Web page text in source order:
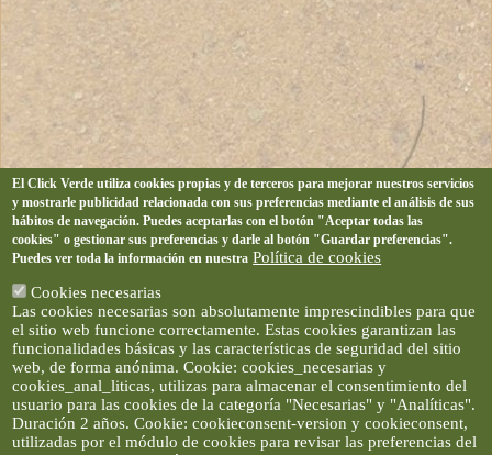
El Click Verde utiliza cookies propias y de terceros para mejorar nuestros servicios
y mostrarle publicidad relacionada con sus preferencias mediante el análisis de sus
hábitos de navegación. Puedes aceptarlas con el botón "Aceptar todas las
cookies" o gestionar sus preferencias y darle al botón "Guardar preferencias".
Puedes ver toda la información en nuestra Política de cookies
Cookies necesarias
Las cookies necesarias son absolutamente imprescindibles para que
el sitio web funcione correctamente. Estas cookies garantizan las
funcionalidades básicas y las características de seguridad del sitio
web, de forma anónima. Cookie: cookies_necesarias y
cookies_anal_liticas, utilizas para almacenar el consentimiento del
usuario para las cookies de la categoría "Necesarias" y "Analíticas".
Duración 2 años. Cookie: cookieconsent-version y cookieconsent,
utilizadas por el módulo de cookies para revisar las preferencias del